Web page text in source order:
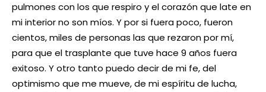
pulmones con los que respiro y el corazón que late en
mi interior no son míos. Y por si fuera poco, fueron
cientos, miles de personas las que rezaron por mí,
para que el trasplante que tuve hace 9 años fuera
exitoso. Y otro tanto puedo decir de mi fe, del
optimismo que me mueve, de mi espíritu de lucha,